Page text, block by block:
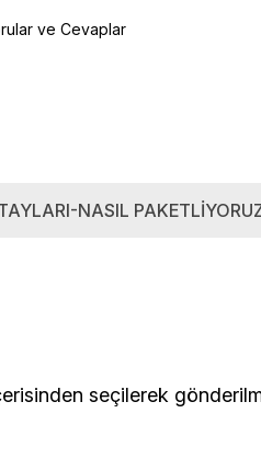
ve Cevaplar
NASIL
stok içerisinden